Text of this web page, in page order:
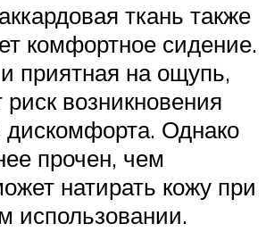
ткань также
комфортное сидение.
приятная на ощупь,
возникновения
дискомфорта. Однако
прочен, чем
натирать кожу при
использовании.